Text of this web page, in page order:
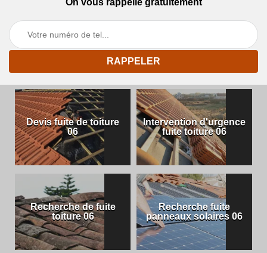
On vous rappelle gratuitement
Devis fuite de toiture
06
Intervention d'urgence
fuite toiture 06
Recherche de fuite
toiture 06
Recherche fuite
panneaux solaires 06